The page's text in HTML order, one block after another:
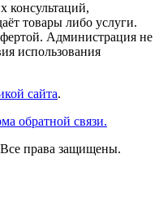
консультаций,
товары либо услуги.
Администрация не
использования
сайта.
обратной связи.
права защищены.